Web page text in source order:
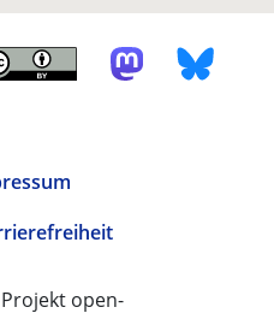
open-